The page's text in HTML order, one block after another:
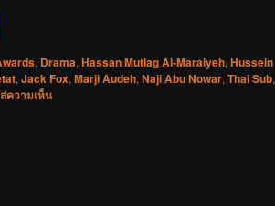
, Drama, Hassan Mutlag Al-Maraiyeh, Hussein
, Jack Fox, Marji Audeh, Naji Abu Nowar, Thai Sub,
ความเห็น